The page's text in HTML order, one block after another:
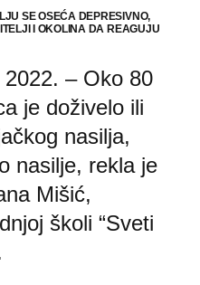
SE OSEĆA DEPRESIVNO,
I OKOLINA DA REAGUJU
– Oko 80
je doživelo ili
nasilja,
nasilje, rekla je
Mišić,
školi “Sveti